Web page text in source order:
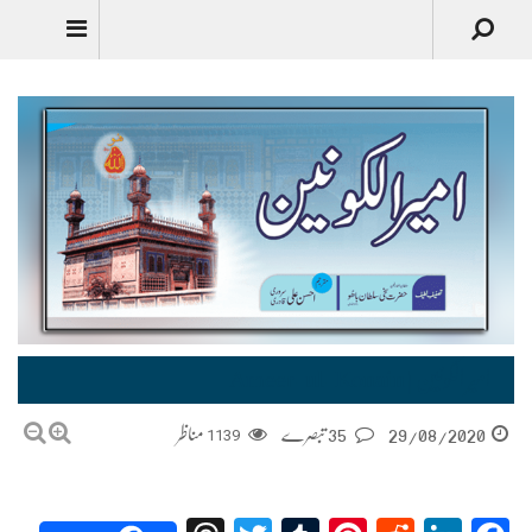
29/08/2020
1139 مناظر